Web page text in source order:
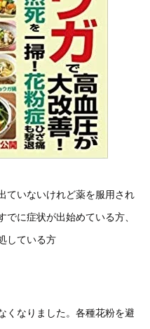
ていないけれど薬を服用され
に症状が出始めている方、
している方
くなりました。各種花粉を避